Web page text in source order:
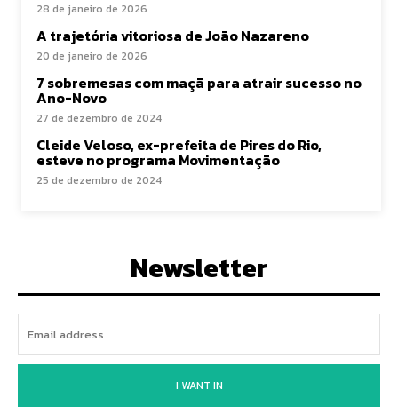
28 de janeiro de 2026
A trajetória vitoriosa de João Nazareno
20 de janeiro de 2026
7 sobremesas com maçã para atrair sucesso no
Ano-Novo
27 de dezembro de 2024
Cleide Veloso, ex-prefeita de Pires do Rio,
esteve no programa Movimentação
25 de dezembro de 2024
Newsletter
I WANT IN